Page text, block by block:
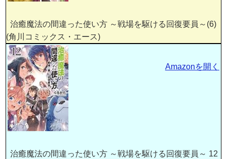
治癒魔法の間違った使い方 ～戦場を駆ける回復要員～(6)
(角川コミックス・エース)
治癒魔法の間違った使い方 ～戦場を駆ける回復要員～ 12
Amazonを開く